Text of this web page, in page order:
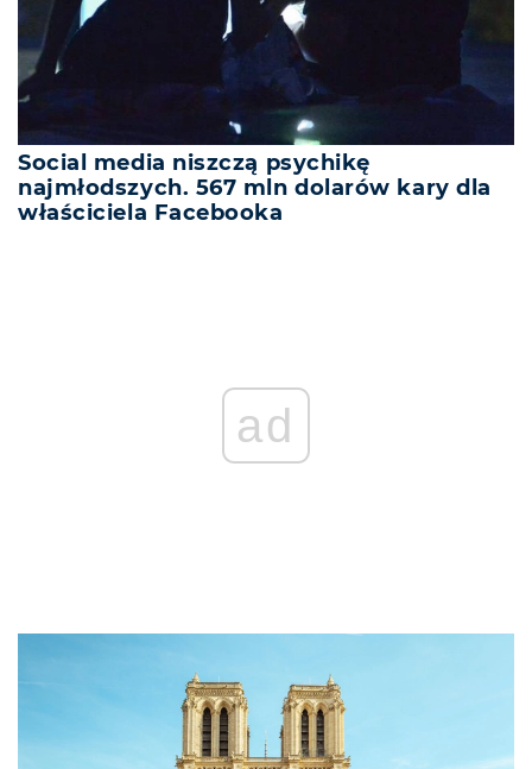
Social media niszczą psychikę
najmłodszych. 567 mln dolarów kary dla
właściciela Facebooka
ad